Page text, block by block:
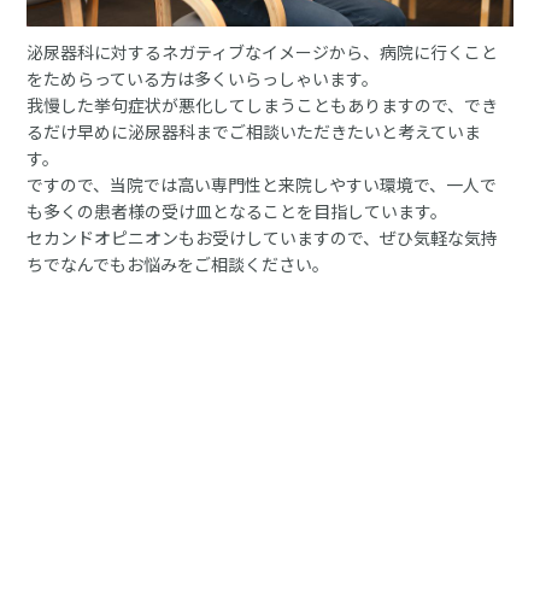
泌尿器科に対するネガティブなイメージから、病院に行くこと
をためらっている方は多くいらっしゃいます。
我慢した挙句症状が悪化してしまうこともありますので、でき
るだけ早めに泌尿器科までご相談いただきたいと考えていま
す。
ですので、当院では高い専門性と来院しやすい環境で、一人で
も多くの患者様の受け皿となることを目指しています。
セカンドオピニオンもお受けしていますので、ぜひ気軽な気持
ちでなんでもお悩みをご相談ください。